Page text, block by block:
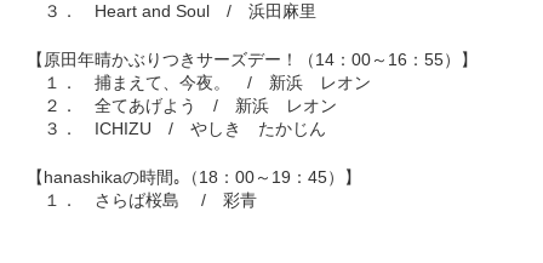
３． Heart and Soul / 浜田麻里
【原田年晴かぶりつきサーズデー！（14：00～16：55）】
１． 捕まえて、今夜。 / 新浜 レオン
２． 全てあげよう / 新浜 レオン
３． ICHIZU / やしき たかじん
【hanashikaの時間｡（18：00～19：45）】
１． さらば桜島 / 彩青